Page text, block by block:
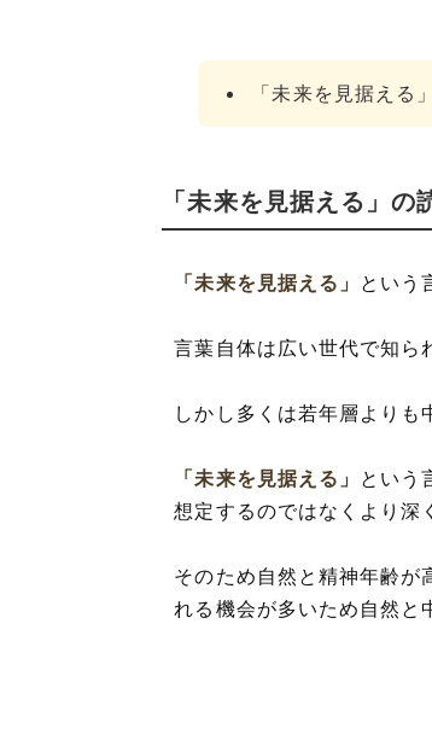
「未来を見据える
「未来を見据える」
「未来を見据える」 という
言葉自体は広い世代で知ら
しかし多くは若年層よりも
「未来を見据える」
という
想定するのではなくより深
そのため自然と精神年齢が
れる機会が多いため自然と